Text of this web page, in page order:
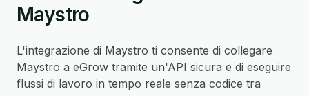
Maystro
L'integrazione di Maystro ti consente di collegare
Maystro a eGrow tramite un'API sicura e di eseguire
flussi di lavoro in tempo reale senza codice tra